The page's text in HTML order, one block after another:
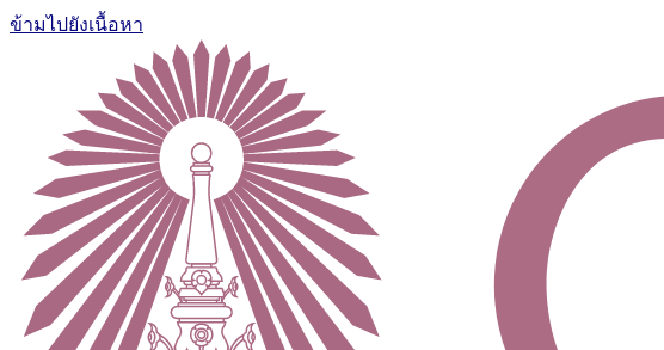
ข้ามไปยังเนื้อหา